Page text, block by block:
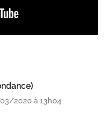
2020 à 13h04